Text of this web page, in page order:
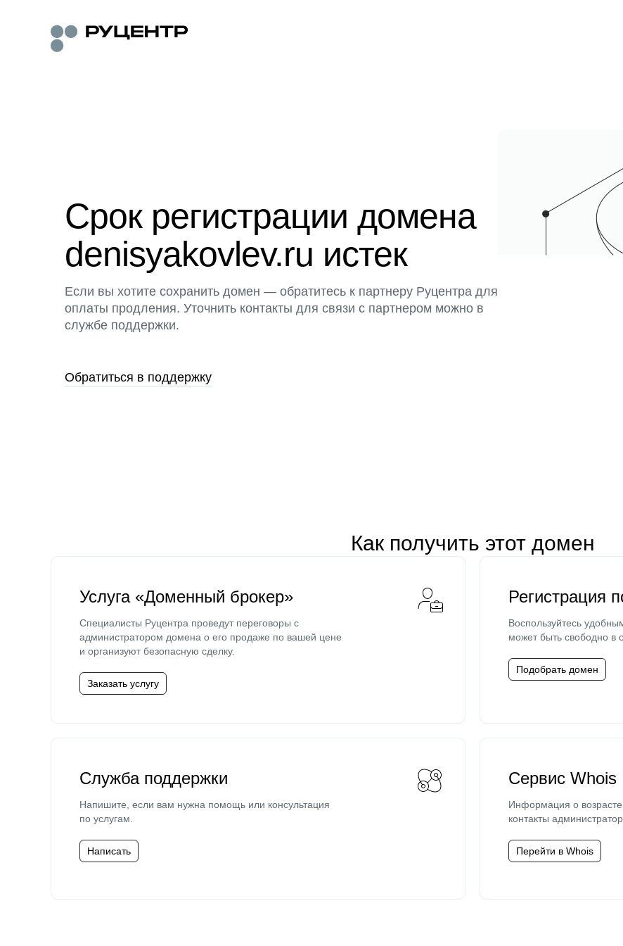
Срок регистрации домена
denisyakovlev.ru истек
Если вы хотите сохранить домен — обратитесь к партнеру Руцентра для
оплаты продления. Уточнить контакты для связи с партнером можно в
службе поддержки.
Обратиться в поддержку
Как получить этот домен
Услуга «Доменный брокер»
Специалисты Руцентра проведут переговоры с
администратором домена о его продаже по вашей цене
и организуют безопасную сделку.
Заказать услугу
Регистрация
Воспользуйтесь
может быть свободно в
Подобрать домен
Служба поддержки
Напишите, если вам нужна помощь или консультация
по услугам.
Написать
Сервис Whois
Информация о возрасте
контакты
Перейти в Whois